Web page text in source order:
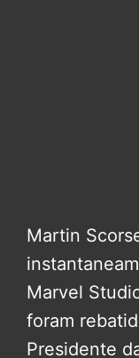
Martin
Marvel
foram
Presidente